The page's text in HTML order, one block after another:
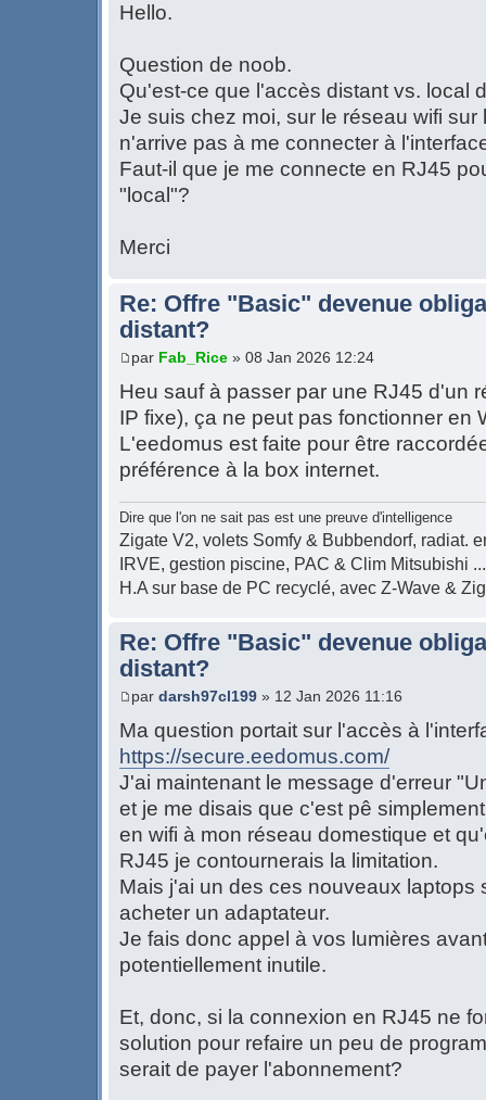
Hello.
Question de noob.
Qu'est-ce que l'accès distant vs. local
Je suis chez moi, sur le réseau wifi
n'arrive pas à me connecter à
Faut-il que je me connecte en RJ45
"local"?
Merci
Re: Offre "Basic" devenue
distant?
par Fab_Rice » 08 Jan 2026 12:24
Heu sauf à passer par une RJ45 d'un
IP fixe), ça ne peut pas fonctionner en
L'eedomus est faite pour être
préférence à la box internet.
Dire que l'on ne sait pas est une preuve d'intelligence
Zigate V2, volets Somfy & Bubbendorf, radiat.
IRVE, gestion piscine, PAC & Clim Mitsubishi ...
H.A sur base de PC recyclé, avec Z-Wave &
Re: Offre "Basic" devenue
distant?
par darsh97cl199 » 12 Jan 2026 11:16
Ma question portait sur l'accès à
https://secure.eedomus.com/
J'ai maintenant le message d'erreur
et je me disais que c'est pê
en wifi à mon réseau domestique et
RJ45 je contournerais la limitation.
Mais j'ai un des ces nouveaux laptops
acheter un adaptateur.
Je fais donc appel à vos lumières
potentiellement inutile.
Et, donc, si la connexion en RJ45 ne
solution pour refaire un peu de
serait de payer l'abonnement?